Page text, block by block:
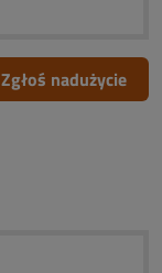
Zgłoś nadużycie